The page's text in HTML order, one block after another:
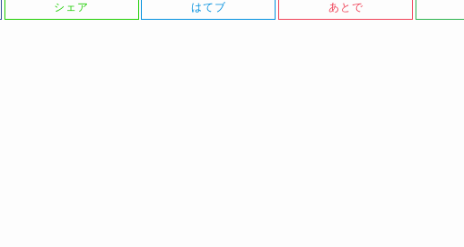
シェア はてブ あとで